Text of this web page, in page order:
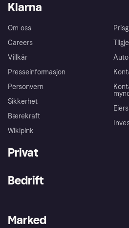
Klarna
Om oss
Careers
Villkår
Presseinformasjon
Personvern
Sikkerhet
Bærekraft
Wikipink
Privat
Utforsk butikker
Bedrift
Merchant portal
Marked